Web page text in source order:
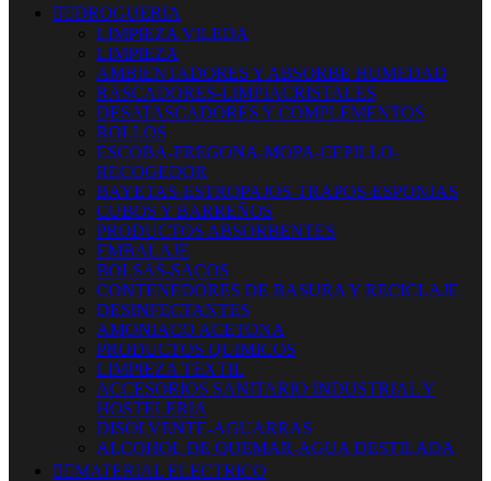
 DROGUERIA
LIMPIEZA VILEDA
LIMPIEZA
AMBIENTADORES Y ABSORBE HUMEDAD
RASCADORES-LIMPIACRISTALES
DESATASCADORES Y COMPLEMENTOS
ROLLOS
ESCOBA-FREGONA-MOPA-CEPILLO-
RECOGEDOR
BAYETAS-ESTROPAJOS-TRAPOS-ESPONJAS
CUBOS Y BARREÑOS
PRODUCTOS ABSORBENTES
EMBALAJE
BOLSAS-SACOS
CONTENEDORES DE BASURA Y RECICLAJE
DESINFECTANTES
AMONIACO ACETONA
PRODUCTOS QUIMICOS
LIMPIEZA TEXTIL
ACCESORIOS SANITARIO INDUSTRIAL Y
HOSTELERIA
DISOLVENTE-AGUARRAS
ALCOHOL DE QUEMAR-AGUA DESTILADA
 MATERIAL ELECTRICO